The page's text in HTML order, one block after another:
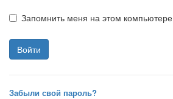
Запомнить меня на этом компьютере
Забыли свой пароль?